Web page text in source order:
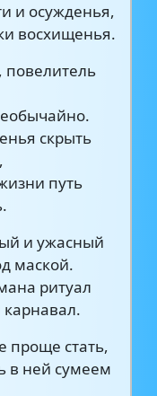
и осужденья,
восхищенья.
повелитель
скрыть
путь
и ужасный
маской.
ритуал
проще стать,
в ней сумеем